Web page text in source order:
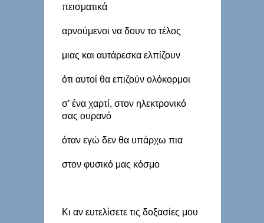
πεισματικά
αρνούμενοι να δουν το τέλος
μιας και αυτάρεσκα ελπίζουν
ότι αυτοί θα επιζούν ολόκορμοι
σ’ ένα χαρτί, στον ηλεκτρονικό
σας ουρανό
όταν εγώ δεν θα υπάρχω πια
στον φυσικό μας κόσμο
Κι αν ευτελίσετε τις δοξασίες μου